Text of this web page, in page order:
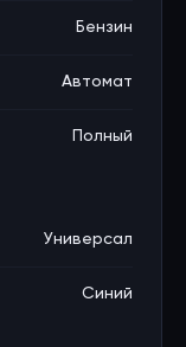
Бензин
Автомат
Полный
Универсал
Синий